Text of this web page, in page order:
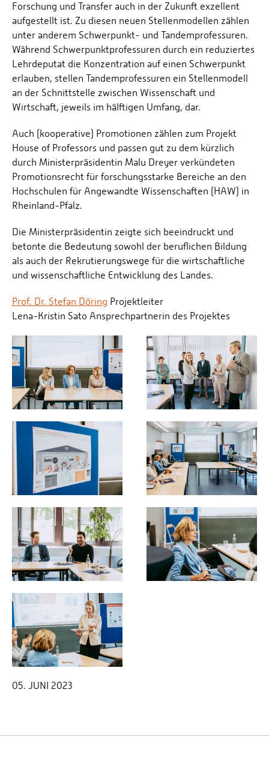
Forschung und Transfer auch in der Zukunft exzellent
aufgestellt ist. Zu diesen neuen Stellenmodellen zählen
unter anderem Schwerpunkt- und Tandemprofessuren.
Während Schwerpunktprofessuren durch ein reduziertes
Lehrdeputat die Konzentration auf einen Schwerpunkt
erlauben, stellen Tandemprofessuren ein Stellenmodell
an der Schnittstelle zwischen Wissenschaft und
Wirtschaft, jeweils im hälftigen Umfang, dar.
Auch (kooperative) Promotionen zählen zum Projekt
House of Professors und passen gut zu dem kürzlich
durch Ministerpräsidentin Malu Dreyer verkündeten
Promotionsrecht für forschungsstarke Bereiche an den
Hochschulen für Angewandte Wissenschaften (HAW) in
Rheinland-Pfalz.
Die Ministerpräsidentin zeigte sich beeindruckt und
betonte die Bedeutung sowohl der beruflichen Bildung
als auch der Rekrutierungswege für die wirtschaftliche
und wissenschaftliche Entwicklung des Landes.
Prof. Dr. Stefan Döring Projektleiter
Lena-Kristin Sato Ansprechpartnerin des Projektes
05. JUNI 2023